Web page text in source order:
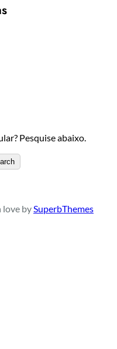
Pesquise abaixo.
bySuperbThemes